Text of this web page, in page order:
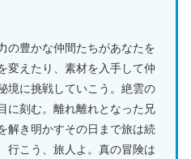
の豊かな仲間たちがあなたを
変えたり、素材を入手して仲
境に挑戦していこう。絶雲の
に刻む。離れ離れとなった兄
解き明かすその日まで旅は続
こう、旅人よ。真の冒険は